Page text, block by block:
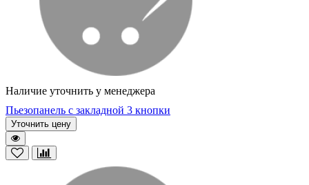
Наличие уточнить у менеджера
Пьезопанель с закладной 3 кнопки
Уточнить цену